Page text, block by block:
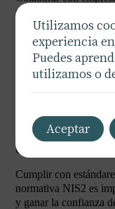
realizar auditorías y
una práctica
vulnerabilidades que
y proponer
Además, mantenerse
amenazas en
evolución.
Cumplimiento
Cumplir con
normativa NIS2 es
y ganar la confianza
Utilizamos
experiencia
Puedes
utilizamos o
Aceptar